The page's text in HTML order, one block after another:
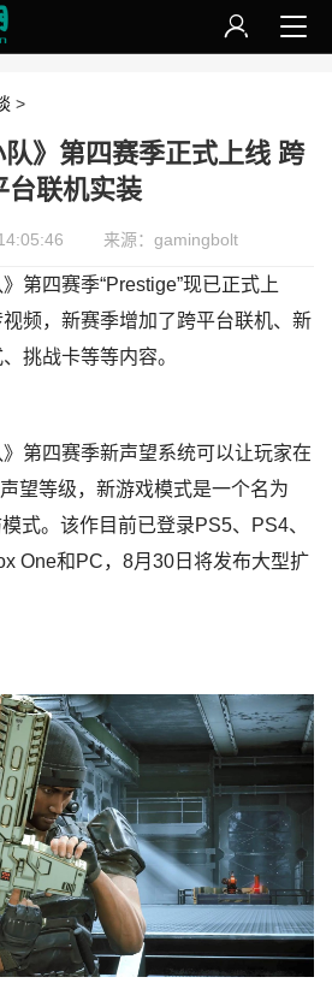
>
队》第四赛季正式上线 跨
台联机实装
来源：gamingbolt
第四赛季“Prestige”现已正式上
频，新赛季增加了跨平台联机、新
挑战卡等等内容。
》第四赛季新声望系统可以让玩家在
望等级，新游戏模式是一个名为
式。该作目前已登录PS5、PS4、
One和PC，8月30日将发布大型扩